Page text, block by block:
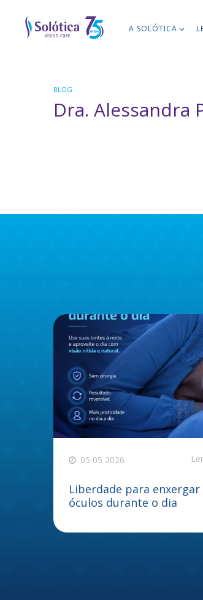
A SOLÓTICA
BLOG
Dra. Alessandra
05 05 2026
Liberdade para
óculos durante o dia